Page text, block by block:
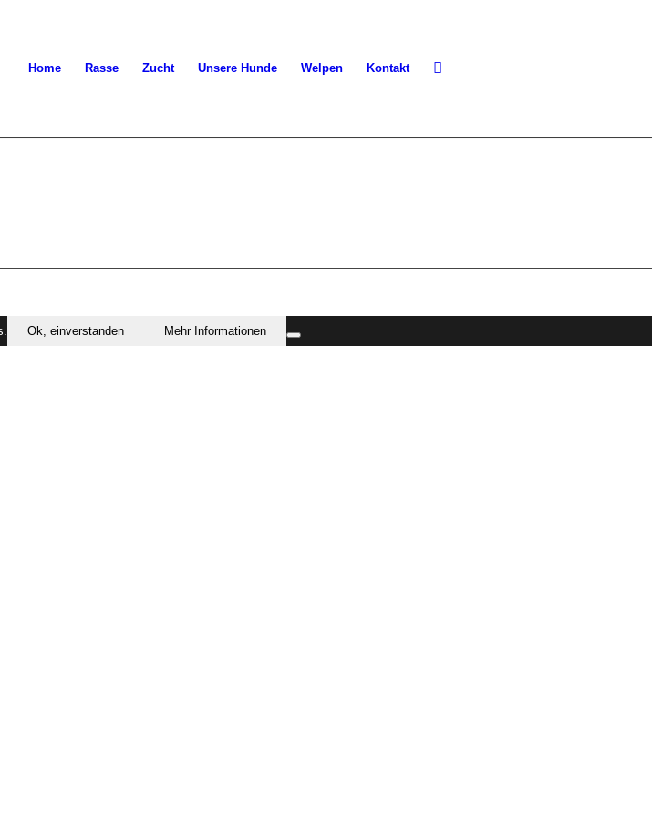
Home Rasse Zucht Unsere Hunde Welpen Kontakt
Ok, einverstanden Mehr Informationen